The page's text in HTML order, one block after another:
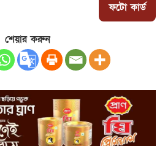
ফটো কার্ড
শেয়ার করুন